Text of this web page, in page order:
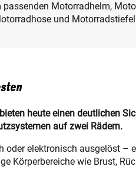
Motorradhelm,
und
heute einen deutlichen
auf zwei Rädern.
oder elektronisch ausgelöst –
Körperbereiche wie Brust,